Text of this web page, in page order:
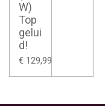
W)
Top
gelui
d!
€ 129,99